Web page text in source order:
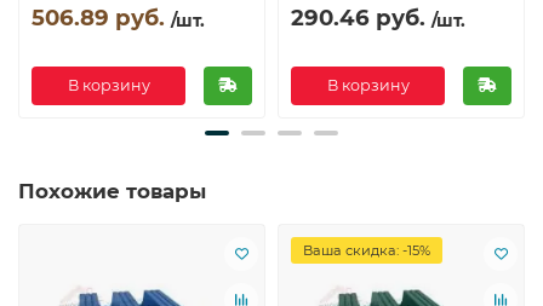
506.89 руб. /шт.
В корзину
290.46 руб. /шт.
В корзину
Похожие товары
Ваша скидка: -15%